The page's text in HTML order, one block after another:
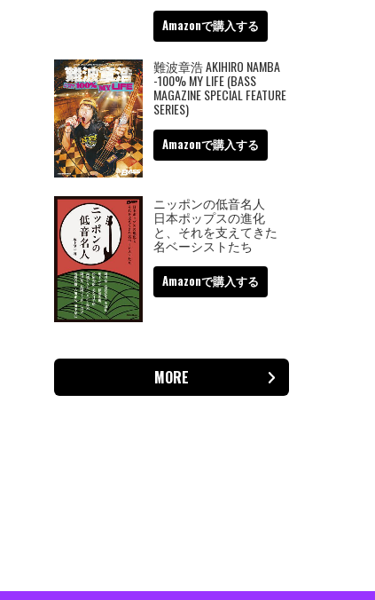
Amazonで購入する
難波章浩 AKIHIRO NAMBA
-100% MY LIFE (BASS
MAGAZINE SPECIAL FEATURE
SERIES)
Amazonで購入する
ニッポンの低音名人
日本ポップスの進化
と、それを支えてきた
名ベーシストたち
Amazonで購入する
MORE